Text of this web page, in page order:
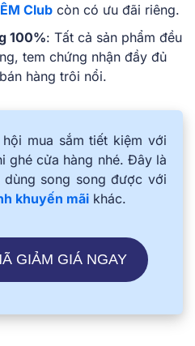
ÊM Club còn có ưu đãi riêng.
100%: Tất cả sản phẩm đều
tem chứng nhận đầy đủ
hàng trôi nổi.
mua sắm tiết kiệm với
ghé cửa hàng nhé. Đây là
song song được với
khuyến mãi khác.
GIẢM GIÁ NGAY